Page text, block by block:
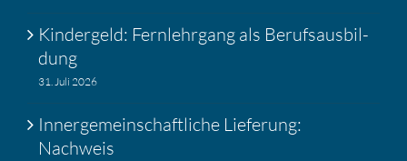
Kinder­geld: Fernlehr­gang als Berufs­aus­bil­
dung
31. Juli 2026
Inner­ge­mein­schaft­liche Liefe­rung:
Nachweis